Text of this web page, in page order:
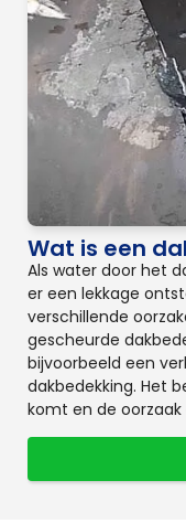
Wat is een
Als water door het
er een lekkage
verschillende
gescheurde
bijvoorbeeld een
dakbedekking. Het
komt en de